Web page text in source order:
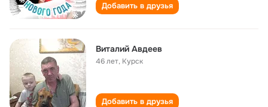
Добавить в друзья
Виталий Авдеев
46 лет, Курск
Добавить в друзья